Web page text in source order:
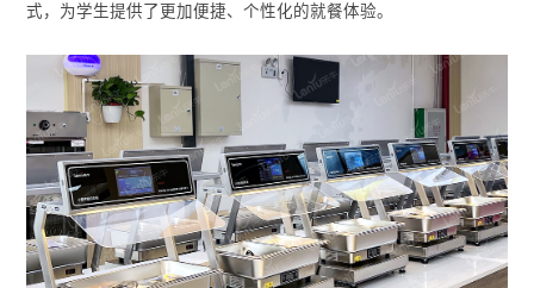
式，为学生提供了更加便捷、个性化的就餐体验。